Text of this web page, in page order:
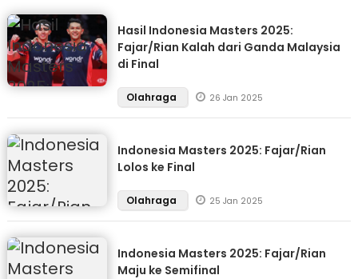
Hasil Indonesia Masters 2025:
Fajar/Rian Kalah dari Ganda Malaysia
di Final
Olahraga 26 Jan 2025
Indonesia Masters 2025: Fajar/Rian
Lolos ke Final
Olahraga 25 Jan 2025
Indonesia Masters 2025: Fajar/Rian
Maju ke Semifinal